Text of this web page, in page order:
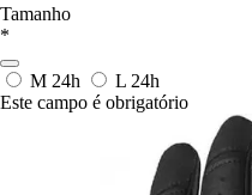
Tamanho
*
M 24h L 24h
Este campo é obrigatório